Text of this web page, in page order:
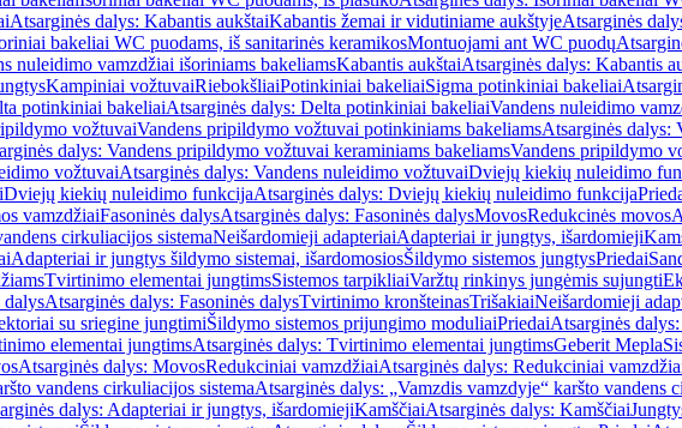
Atsarginės dalys: Kabantis aukštaiKabantis žemai ir vidutiniame aukštyjeAtsarginės
bakeliai WC puodams, iš sanitarinės keramikosMontuojami ant WC puodų
nuleidimo vamzdžiai išoriniams bakeliamsKabantis aukštaiAtsarginės dalys: Kabantis
Kampiniai vožtuvaiRiebokšliaiPotinkiniai bakeliaiSigma potinkiniai bakeliai
potinkiniai bakeliaiAtsarginės dalys: Delta potinkiniai bakeliaiVandens nuleidimo
vožtuvaiVandens pripildymo vožtuvai potinkiniams bakeliamsAtsarginės dalys:
dalys: Vandens pripildymo vožtuvai keraminiams bakeliamsVandens pripildymo
vožtuvaiAtsarginės dalys: Vandens nuleidimo vožtuvaiDviejų kiekių nuleidimo
Dviejų kiekių nuleidimo funkcijaAtsarginės dalys: Dviejų kiekių nuleidimo funkcija
vamzdžiaiFasoninės dalysAtsarginės dalys: Fasoninės dalysMovosRedukcinės movos
cirkuliacijos sistemaNeišardomieji adapteriaiAdapteriai ir jungtys, išardomieji
Adapteriai ir jungtys šildymo sistemai, išardomosiosŠildymo sistemos jungtysPriedai
Tvirtinimo elementai jungtimsSistemos tarpikliaiVaržtų rinkinys jungėmis sujungti
dalysAtsarginės dalys: Fasoninės dalysTvirtinimo kronšteinasTrišakiaiNeišardomieji
su sriegine jungtimiŠildymo sistemos prijungimo moduliaiPriedaiAtsarginės
elementai jungtimsAtsarginės dalys: Tvirtinimo elementai jungtimsGeberit Mepla
Atsarginės dalys: MovosRedukciniai vamzdžiaiAtsarginės dalys: Redukciniai
vandens cirkuliacijos sistemaAtsarginės dalys: „Vamzdis vamzdyje“ karšto vandens
dalys: Adapteriai ir jungtys, išardomiejiKamščiaiAtsarginės dalys: Kamščiai